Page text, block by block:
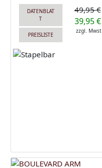
DATENBLAT
T
PREISLISTE
49,95 €
39,95 €
zzgl. Mwst